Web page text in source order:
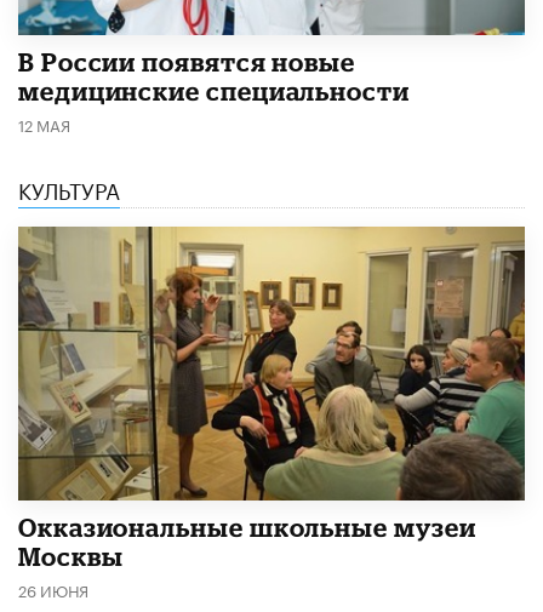
В России появятся новые
медицинские специальности
12 МАЯ
КУЛЬТУРА
​Окказиональные школьные музеи
Москвы
26 ИЮНЯ